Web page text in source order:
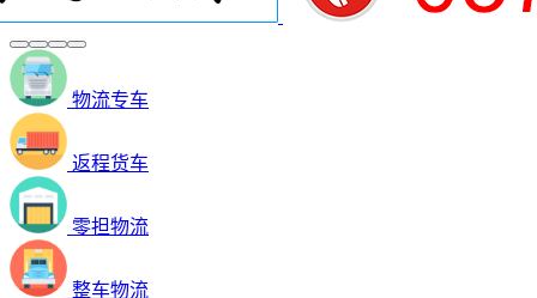
物流专车
返程货车
零担物流
整车物流